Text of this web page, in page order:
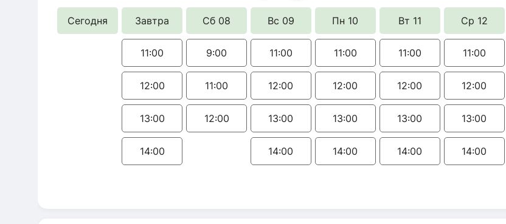
Сегодня Завтра Сб 08 Вс 09 Пн 10 Вт 11 Ср 12
11:00
12:00
13:00
14:00
9:00
11:00
12:00
11:00
12:00
13:00
14:00
11:00
12:00
13:00
14:00
11:00
12:00
13:00
14:00
11:00
12:00
13:00
14:00